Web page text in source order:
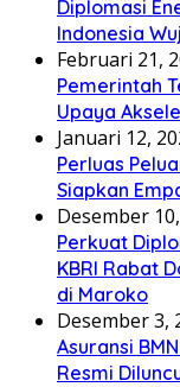
Diplomasi
Indonesia
Februari 21,
Pemerintah
Upaya
Januari 12,
Perluas
Siapkan
Desember
Perkuat
KBRI Rabat
di Maroko
Desember 3,
Asuransi
Resmi